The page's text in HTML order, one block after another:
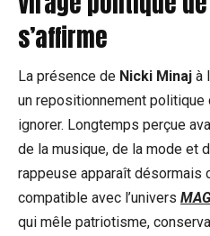
s’affirme
La présence de Nicki Minaj à
un repositionnement
ignorer. Longtemps perçue
de la musique, de la mode et
rappeuse apparaît désormais
compatible avec l’univers
qui mêle patriotisme,